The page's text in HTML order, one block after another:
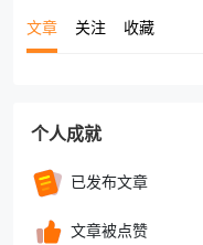
文章 关注 收藏
个人成就
已发布文章
文章被点赞